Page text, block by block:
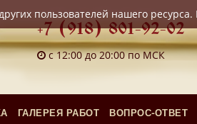
+7 (918) 801-92-02
с 12:00 до 20:00 по МСК
ГАЛЕРЕЯ РАБОТ ВОПРОС-ОТВЕТ
пользователей нашего